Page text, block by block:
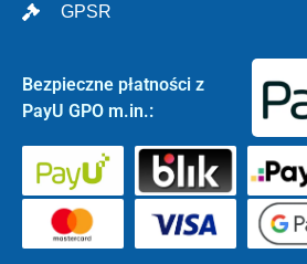
GPSR
Bezpieczne płatności z
PayU GPO m.in.: